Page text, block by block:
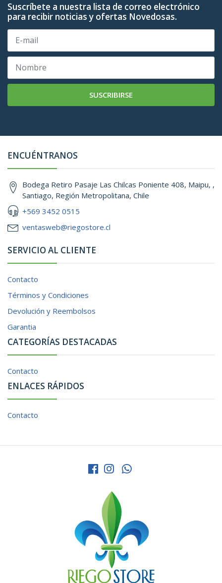
Suscríbete a nuestra lista de correo electrónico
para recibir noticias y ofertas Novedosas.
SUSCRIBIRSE
ENCUÉNTRANOS
Bodega Retiro Pasaje Las Chilcas Poniente 408, Maipu, ,
Santiago, Región Metropolitana, Chile
+569 3452 0515
ventasweb@riegostore.cl
SERVICIO AL CLIENTE
Contacto
Términos y Condiciones
Devolución y Reembolsos
Garantia
CATEGORÍAS DESTACADAS
Contacto
ENLACES RÁPIDOS
Contacto